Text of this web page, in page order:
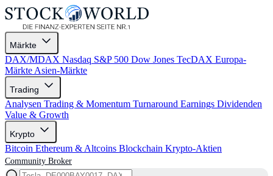
Märkte
DAX/MDAX Nasdaq S&P 500 Dow Jones TecDAX Europa-
Märkte Asien-Märkte
Trading
Analysen Trading & Momentum Turnaround Earnings Dividenden
Value & Growth
Krypto
Bitcoin Ethereum & Altcoins Blockchain Krypto-Aktien
Community Broker